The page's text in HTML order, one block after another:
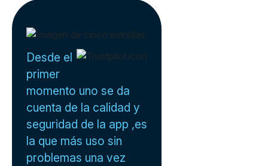
Desde el
primer
momento uno se da
cuenta de la calidad y
seguridad de la app ,es
la que más uso sin
problemas una vez